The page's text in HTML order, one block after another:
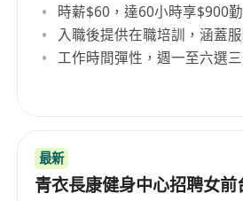
時薪$60，達60小時享$900
入職後提供在職培訓，涵蓋
工作時間彈性，週一至六選
最新
青衣長康健身中心招聘女前